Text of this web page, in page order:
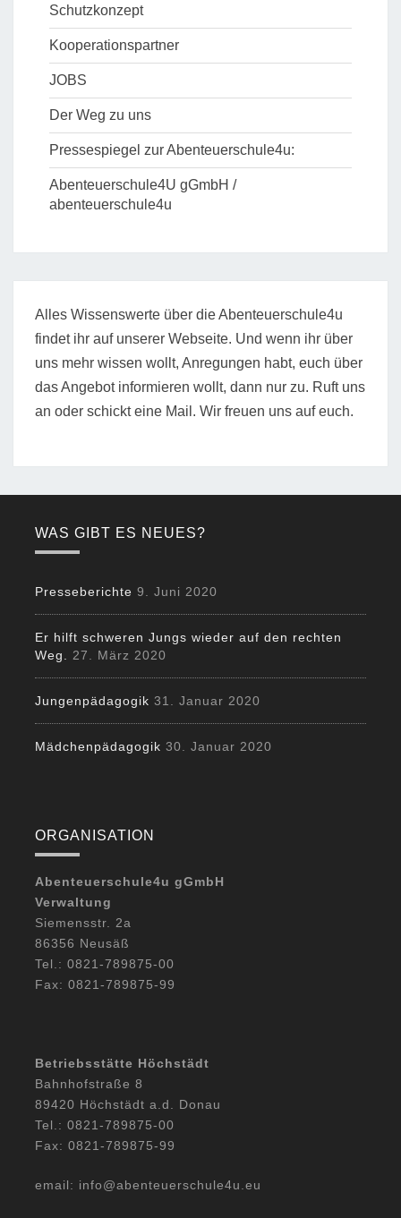
Schutzkonzept
Kooperationspartner
JOBS
Der Weg zu uns
Pressespiegel zur Abenteuerschule4u:
Abenteuerschule4U gGmbH /
abenteuerschule4u
Alles Wissenswerte über die Abenteuerschule4u
findet ihr auf unserer Webseite. Und wenn ihr über
uns mehr wissen wollt, Anregungen habt, euch über
das Angebot informieren wollt, dann nur zu. Ruft uns
an oder schickt eine Mail. Wir freuen uns auf euch.
WAS GIBT ES NEUES?
Presseberichte 9. Juni 2020
Er hilft schweren Jungs wieder auf den rechten
Weg.
27. März 2020
Jungenpädagogik 31. Januar 2020
Mädchenpädagogik 30. Januar 2020
ORGANISATION
Abenteuerschule4u gGmbH
Verwaltung
Siemensstr. 2a
86356 Neusäß
Tel.: 0821-789875-00
Fax: 0821-789875-99
Betriebsstätte Höchstädt
Bahnhofstraße 8
89420 Höchstädt a.d. Donau
Tel.: 0821-789875-00
Fax: 0821-789875-99
email: info@abenteuerschule4u.eu